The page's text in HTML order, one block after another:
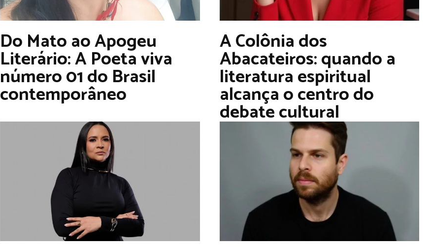
Do Mato ao Apogeu
Literário: A Poeta viva
número 01 do Brasil
contemporâneo
A Colônia dos
Abacateiros: quando a
literatura espiritual
alcança o centro do
debate cultural